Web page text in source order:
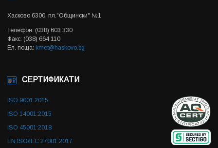
Хасково 6300, пл."Общински" №1
Телефон: (038) 603 330
Факс: (038) 664 110
Ел. поща: kmet@haskovo.bg
СЕРТИФИКАТИ
ISO 9001:2015
ISO 14001:2015
ISO 45001:2018
EN ISO/IEC 27001:2017